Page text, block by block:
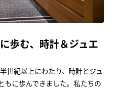
歩む、時計＆ジュエ
世紀以上にわたり、時計とジュ
もに歩んできました。私たちの